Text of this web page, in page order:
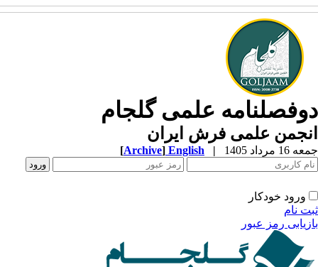
علمی گلجام
علمی فرش ایران
مرداد 1405 |
English
[Archive]
ورود خودکار
نام
رمز عبور